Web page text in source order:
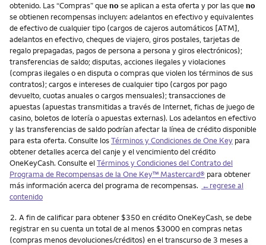
obtenido. Las “Compras” quenose aplican a esta oferta y por las queno
se obtienen recompensas incluyen: adelantos en efectivo y equivalentes
de efectivo de cualquier tipo (cargos de cajeros automáticos [ATM],
adelantos en efectivo, cheques de viajero, giros postales, tarjetas de
regalo prepagadas, pagos de persona a persona y giros electrónicos);
transferencias de saldo; disputas, acciones ilegales y violaciones
(compras ilegales o en disputa o compras que violen los términos de sus
contratos); cargos e intereses de cualquier tipo (cargos por pago
devuelto, cuotas anuales o cargos mensuales); transacciones de
apuestas (apuestas transmitidas a través de Internet, fichas de juego de
casino, boletos de lotería o apuestas externas). Los adelantos en efectivo
y las transferencias de saldo podrían afectar la línea de crédito disponible
para esta oferta. Consulte losTérminos y Condiciones de One Key para
obtener detalles acerca del canje y el vencimiento del crédito
OneKeyCash. Consulte elTérminos y Condiciones del Contrato del
Programa de Recompensas de la One Key™ Mastercard® para obtener
más información acerca del programa de recompensas. ←regrese al
contenido
Nota
2. A fin de calificar para obtener $350 en crédito OneKeyCash, se debe
registrar en su cuenta un total de al menos $3000 en compras netas
(compras menos devoluciones/créditos) en el transcurso de 3 meses a